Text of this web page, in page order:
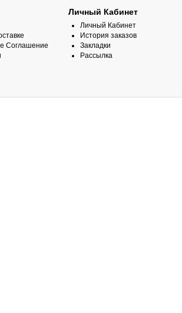
Соглашение
Личный Кабинет
Личный Кабинет
История заказов
Закладки
Рассылка